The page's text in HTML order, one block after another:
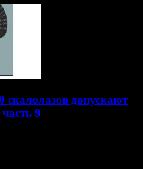
допускают
9